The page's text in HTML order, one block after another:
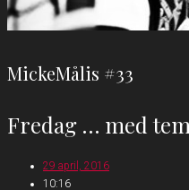
MickeMålis #33
Fredag … med
29 april, 2016
10:16